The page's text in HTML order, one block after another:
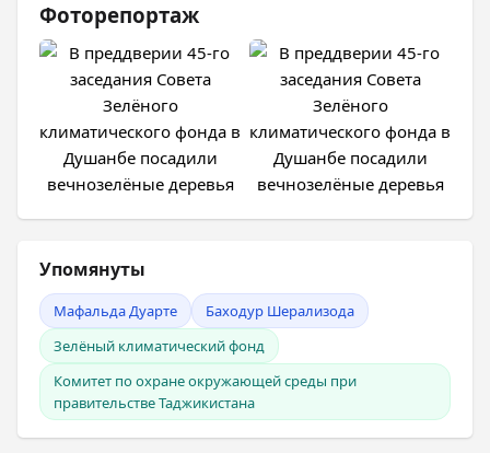
Фоторепортаж
Упомянуты
Мафальда Дуарте
Баходур Шерализода
Зелёный климатический фонд
Комитет по охране окружающей среды при
правительстве Таджикистана